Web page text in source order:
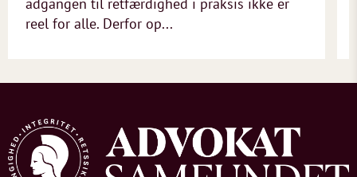
reel for alle. Derfor op...